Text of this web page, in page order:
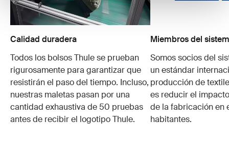
Calidad duradera
Todos los bolsos Thule se prueban
rigurosamente para garantizar que
resistirán el paso del tiempo. Incluso,
nuestras maletas pasan por una
cantidad exhaustiva de 50 pruebas
antes de recibir el logotipo Thule.
Miembros del
Somos socios del
un estándar
producción de
es reducir el
de la fabricación en
habitantes.